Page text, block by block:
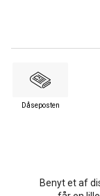
Dåseposten
Benyt et af